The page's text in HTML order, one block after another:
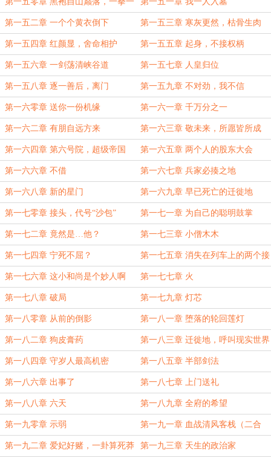
个
第一五二章 一个个黄衣倒下 第一五三章 寒灰更然，枯骨生肉
第一五四章 红颜显，舍命相护 第一五五章 起身，不接权柄
第一五六章 一剑荡清峡谷道 第一五七章 人皇归位
第一五八章 逐一善后，离门 第一五九章 不对劲，我不信
第一六零章 送你一份机缘 第一六一章 千万分之一
第一六二章 有朋自远方来 第一六三章 敬未来，所愿皆所成
第一六四章 第六号院，超级帝国 第一六五章 两个人的股东大会
第一六六章 不借 第一六七章 兵家必揍之地
第一六八章 新的星门 第一六九章 早已死亡的迁徙地
第一七零章 接头，代号“沙包” 第一七一章 为自己的聪明鼓掌
第一七二章 竟然是…他？ 第一七三章 小僧木木
第一七四章 宁死不屈？ 第一七五章 消失在列车上的两个接
头人
第一七六章 这小和尚是个妙人啊 第一七七章 火
第一七八章 破局 第一七九章 灯芯
第一八零章 从前的倒影 第一八一章 堕落的轮回莲灯
第一八二章 狗皮膏药 第一八三章 迁徙地，呼叫现实世界
第一八四章 守岁人最高机密 第一八五章 半部剑法
第一八六章 出事了 第一八七章 上门送礼
第一八八章 六天 第一八九章 全府的希望
第一九零章 示弱 第一九一章 血战清风客栈（二合
一）
第一九二章 爱妃好赌，一卦算死莽 第一九三章 天生的政治家